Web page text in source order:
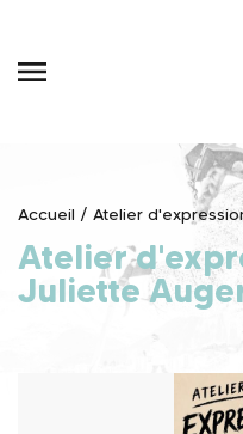
content
Accueil / Atelier
Atelier
Juliette